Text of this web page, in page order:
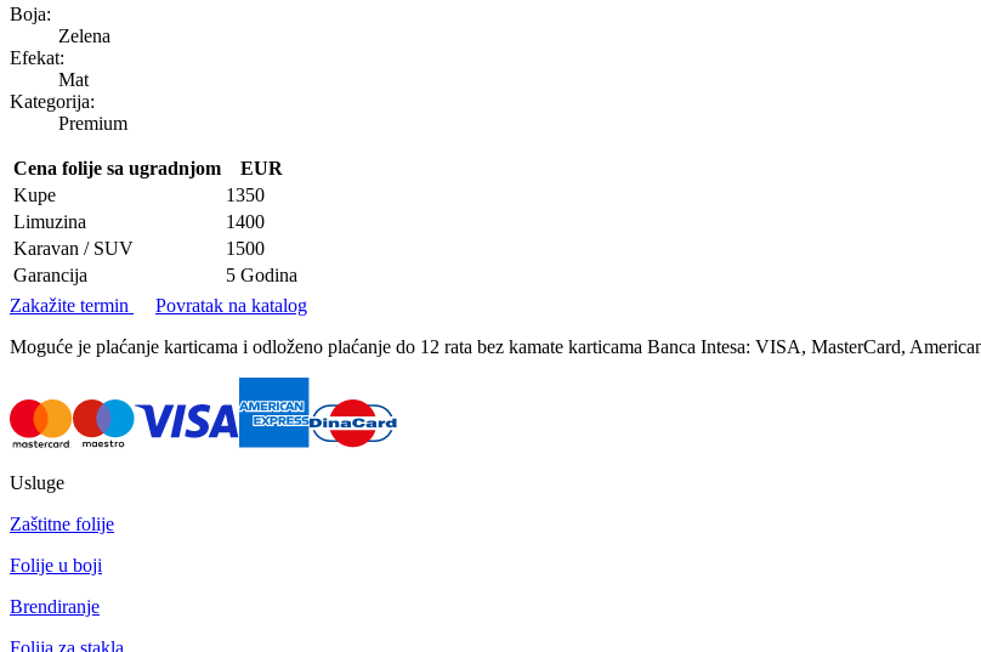
Boja:
Zelena
Efekat:
Mat
Kategorija:
Premium
Cena folije sa ugradnjom
EUR
Kupe
1350
Limuzina
1400
Karavan / SUV
1500
Garancija
5 Godina
Zakažite termin
Povratak na katalog
Moguće je plaćanje karticama i odloženo plaćanje do 12 rata bez kamate karticama Banca Intesa: VISA, MasterCard,
Usluge
Zaštitne folije
Folije u boji
Brendiranje
Folija za stakla